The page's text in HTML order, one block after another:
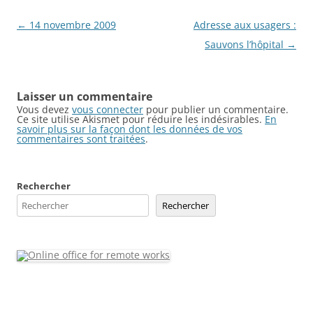
Navigation
← 14 novembre 2009
Adresse aux usagers :
Sauvons l’hôpital →
Laisser un commentaire
Vous devez vous connecter pour publier un commentaire.
Ce site utilise Akismet pour réduire les indésirables. En
savoir plus sur la façon dont les données de vos
commentaires sont traitées.
Rechercher
Rechercher